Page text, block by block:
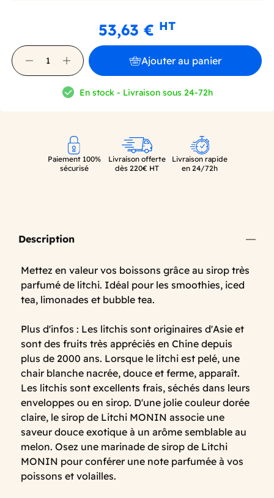
53,63 € HT
Ajouter au panier
En stock - Livraison sous 24-72h
Paiement 100%
sécurisé
Livraison offerte
dès 220€ HT
Livraison rapide
en 24/72h
Description
Mettez en valeur vos boissons grâce au sirop très
parfumé de litchi. Idéal pour les smoothies, iced
tea, limonades et bubble tea.
Plus d'infos : Les litchis sont originaires d'Asie et
sont des fruits très appréciés en Chine depuis
plus de 2000 ans. Lorsque le litchi est pelé, une
chair blanche nacrée, douce et ferme, apparaît.
Les litchis sont excellents frais, séchés dans leurs
enveloppes ou en sirop. D'une jolie couleur dorée
claire, le sirop de Litchi MONIN associe une
saveur douce exotique à un arôme semblable au
melon. Osez une marinade de sirop de Litchi
MONIN pour conférer une note parfumée à vos
poissons et volailles.